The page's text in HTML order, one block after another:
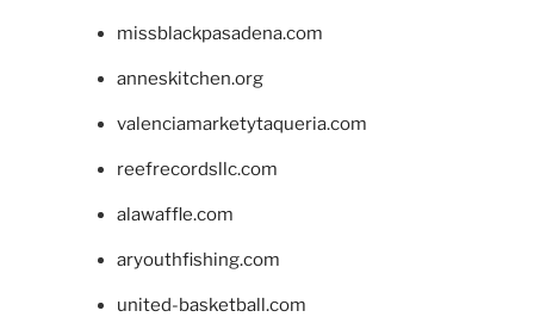
missblackpasadena.com
anneskitchen.org
valenciamarketytaqueria.com
reefrecordsllc.com
alawaffle.com
aryouthfishing.com
united-basketball.com